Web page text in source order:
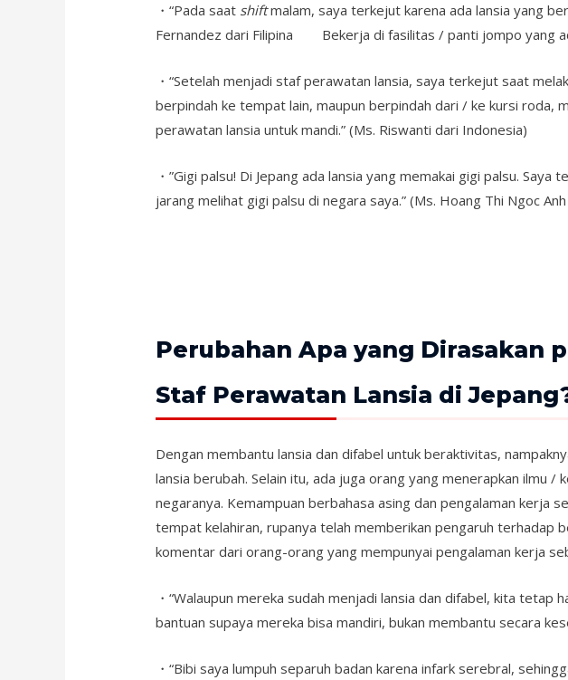
・“Pada saat shiftmalam, saya terkejut karena ada lansia yang
Fernandez dari Filipina Bekerja di fasilitas / panti jompo yang
・“Setelah menjadi staf perawatan lansia, saya terkejut saat
berpindah ke tempat lain, maupun berpindah dari / ke kursi roda,
perawatan lansia untuk mandi.” (Ms. Riswanti dari Indonesia)
・”Gigi palsu! Di Jepang ada lansia yang memakai gigi palsu.
jarang melihat gigi palsu di negara saya.” (Ms. Hoang Thi Ngoc
Perubahan Apa yang Dirasakan
Staf Perawatan Lansia di
Dengan membantu lansia dan difabel untuk beraktivitas,
lansia berubah. Selain itu, ada juga orang yang menerapkan ilmu
negaranya. Kemampuan berbahasa asing dan pengalaman kerja
tempat kelahiran, rupanya telah memberikan pengaruh terhadap
komentar dari orang-orang yang mempunyai pengalaman kerja
・“Walaupun mereka sudah menjadi lansia dan difabel, kita
bantuan supaya mereka bisa mandiri, bukan membantu secara
・“Bibi saya lumpuh separuh badan karena infark serebral,